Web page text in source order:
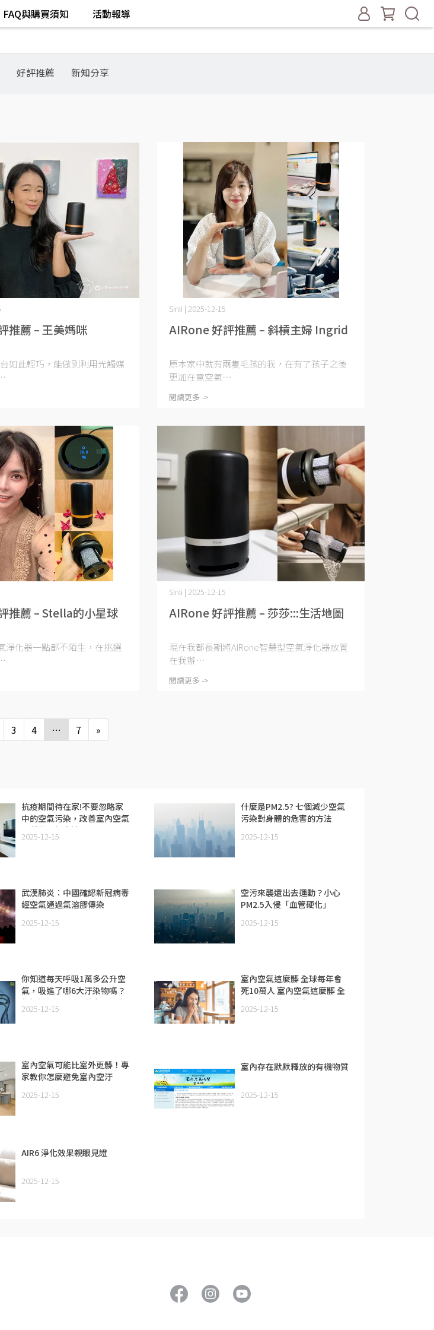
FAQ與購買須知 活動報導
好評推薦 新知分享
推薦 – 王美媽咪
如此輕巧，能做到利用光觸媒
AIRone 好評推薦 – 斜槓主婦 Ingrid
Sinli | 2025-12-15
原本家中就有兩隻毛孩的我，在有了孩子之後
更加在意空氣⋯
閱讀更多 ->
推薦 – Stella的小星球
淨化器一點都不陌生，在挑選
AIRone 好評推薦 – 莎莎:::生活地圖
Sinli | 2025-12-15
現在我都長期將AIRone智慧型空氣淨化器放置
在我辦⋯
閱讀更多 ->
3 4 … 7 »
抗疫期間待在家!不要忽略家
中的空氣污染，改善室內空氣
品質的三個方法
2025-12-15
什麼是PM2.5? 七個減少空氣
污染對身體的危害的方法
2025-12-15
武漢肺炎：中國確認新冠病毒
經空氣通過氣溶膠傳染
2025-12-15
空污來襲還出去運動？小心
PM2.5入侵「血管硬化」
2025-12-15
你知道每天呼吸1萬多公升空
氣，吸進了哪6大汙染物嗎？
你知道每天呼吸1萬多公升空
氣，吸進了哪6大汙染物嗎？
2025-12-15
室內空氣這麼髒 全球每年會
死10萬人 室內空氣這麼髒 全
球每年會死10萬人
2025-12-15
室內空氣可能比室外更髒！專
家教你怎麼避免室內空汙
2025-12-15
室內存在默默釋放的有機物質
2025-12-15
AIR6 淨化效果親眼見證
2025-12-15